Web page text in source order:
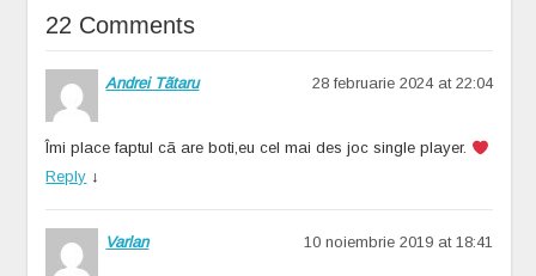
22 Comments
Andrei Tãtaru 28 februarie 2024 at 22:04
Îmi place faptul cã are boti,eu cel mai des joc single player.
Reply ↓
Varlan 10 noiembrie 2019 at 18:41